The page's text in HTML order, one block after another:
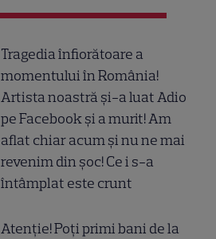
Tragedia înfiorătoare a
momentului în România!
Artista noastră și-a luat Adio
pe Facebook și a murit! Am
aflat chiar acum și nu ne mai
revenim din șoc! Ce i s-a
întâmplat este crunt
Atenție! Poți primi bani de la